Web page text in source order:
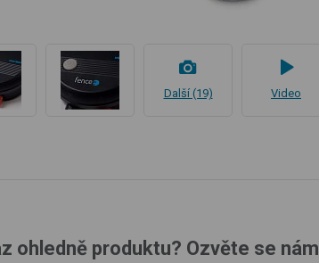
Další (19) Video
ohledně produktu? Ozvěte se nám